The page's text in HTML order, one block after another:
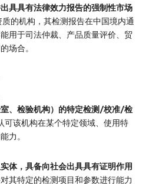
具具有法律效力报告的强制性市场
的机构，其检测报告在中国境内通
用于司法仲裁、产品质量评价、贸
场合。
、检验机构）的特定检测/校准/检
可该机构在某个特定领域、使用特
力。
体，具备向社会出具具有证明作用
对其特定的检测项目和参数进行能力